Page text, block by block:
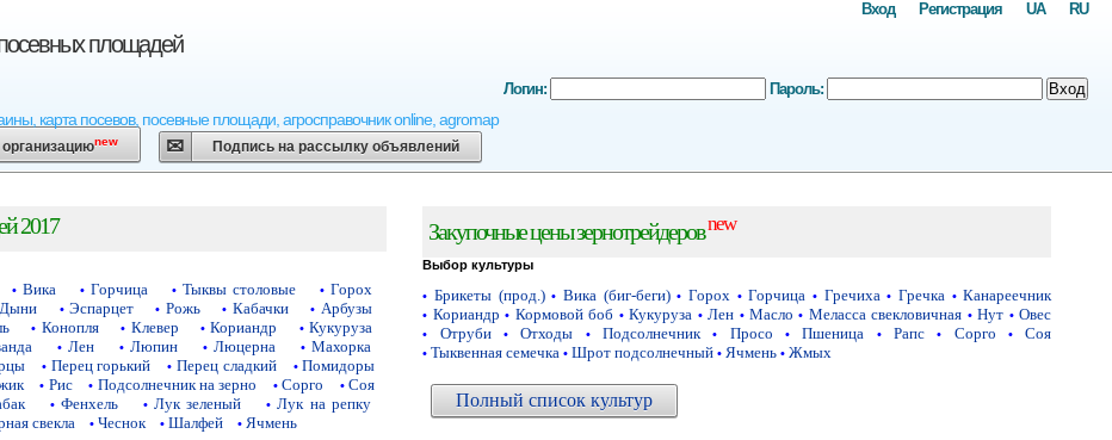
площадей
карта посевов, посевные площади, агросправочник online, agromap
RU
UA
Регистрация
Вход
Логин: Пароль: Вход
new Подпись на рассылку объявлений
2017
• Вика • Горчица • Тыквы столовые • Горох
Дыни • Эспарцет • Рожь • Кабачки • Арбузы
• Конопля • Клевер • Кориандр • Кукуруза
• Лен • Люпин • Люцерна • Махорка
• Перец горький • Перец сладкий • Помидоры
• Рис • Подсолнечник на зерно • Сорго • Соя
• Фенхель • Лук зеленый • Лук на репку
свекла • Чеснок • Шалфей • Ячмень
Закупочные цены зернотрейдеровnew
Выбор культуры
• Брикеты (прод.) • Вика (биг-беги) • Горох • Горчица • Гречиха • Гречка • Канареечник
• Кориандр • Кормовой боб • Кукуруза • Лен • Масло • Меласса свекловичная • Нут • Овес
• Отруби • Отходы • Подсолнечник • Просо • Пшеница • Рапс • Сорго • Соя
• Тыквенная семечка • Шрот подсолнечный • Ячмень • Жмых
Полный список культур